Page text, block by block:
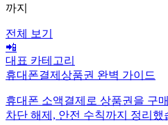
까지
전체 보기
📲
대표 카테고리
휴대폰결제상품권 완벽 가이드
휴대폰 소액결제로 상품권을 구
차단 해제, 안전 수칙까지 정리했